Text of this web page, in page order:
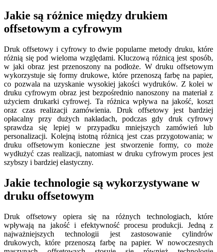
Jakie są różnice między drukiem
offsetowym a cyfrowym
Druk offsetowy i cyfrowy to dwie popularne metody druku, które
różnią się pod wieloma względami. Kluczową różnicą jest sposób,
w jaki obraz jest przenoszony na podłoże. W druku offsetowym
wykorzystuje się formy drukowe, które przenoszą farbę na papier,
co pozwala na uzyskanie wysokiej jakości wydruków. Z kolei w
druku cyfrowym obraz jest bezpośrednio nanoszony na materiał z
użyciem drukarki cyfrowej. Ta różnica wpływa na jakość, koszt
oraz czas realizacji zamówienia. Druk offsetowy jest bardziej
opłacalny przy dużych nakładach, podczas gdy druk cyfrowy
sprawdza się lepiej w przypadku mniejszych zamówień lub
personalizacji. Kolejną istotną różnicą jest czas przygotowania; w
druku offsetowym konieczne jest stworzenie formy, co może
wydłużyć czas realizacji, natomiast w druku cyfrowym proces jest
szybszy i bardziej elastyczny.
Jakie technologie są wykorzystywane w
druku offsetowym
Druk offsetowy opiera się na różnych technologiach, które
wpływają na jakość i efektywność procesu produkcji. Jedną z
najważniejszych technologii jest zastosowanie cylindrów
drukowych, które przenoszą farbę na papier. W nowoczesnych